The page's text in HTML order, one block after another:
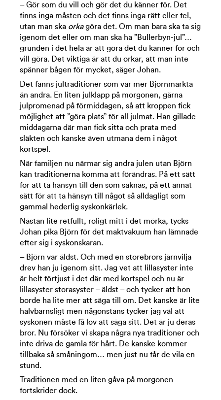
– Gör som du vill och gör det du känner för. Det
finns inga måsten och det finns inga rätt eller fel,
utan man ska orkagöra det. Om man bara ska ta sig
igenom det eller om man ska ha ”Bullerbyn-jul”…
grunden i det hela är att göra det du känner för och
vill göra. Det viktiga är att du orkar, att man inte
spänner bågen för mycket, säger Johan.
Det fanns jultraditioner som var mer Björnmärkta
än andra. En liten julklapp på morgonen, gärna
julpromenad på förmiddagen, så att kroppen fick
möjlighet att ”göra plats” för all julmat. Han gillade
middagarna där man fick sitta och prata med
släkten och kanske även utmana dem i något
kortspel.
När familjen nu närmar sig andra julen utan Björn
kan traditionerna komma att förändras. På ett sätt
för att ta hänsyn till den som saknas, på ett annat
sätt för att ta hänsyn till något så alldagligt som
gammal hederlig syskonkärlek.
Nästan lite retfullt, roligt mitt i det mörka, tycks
Johan pika Björn för det maktvakuum han lämnade
efter sig i syskonskaran.
– Björn var äldst. Och med en storebrors järnvilja
drev han ju igenom sitt. Jag vet att lillasyster inte
är helt förtjust i det där med kortspel och nu är
lillasyster storasyster – äldst – och tycker att hon
borde ha lite mer att säga till om. Det kanske är lite
halvbarnsligt men någonstans tycker jag väl att
syskonen måste få lov att säga sitt. Det är ju deras
bror. Nu försöker vi skapa några nya traditioner och
inte driva de gamla för hårt. De kanske kommer
tillbaka så småningom… men just nu får de vila en
stund.
Traditionen med en liten gåva på morgonen
fortskrider dock.